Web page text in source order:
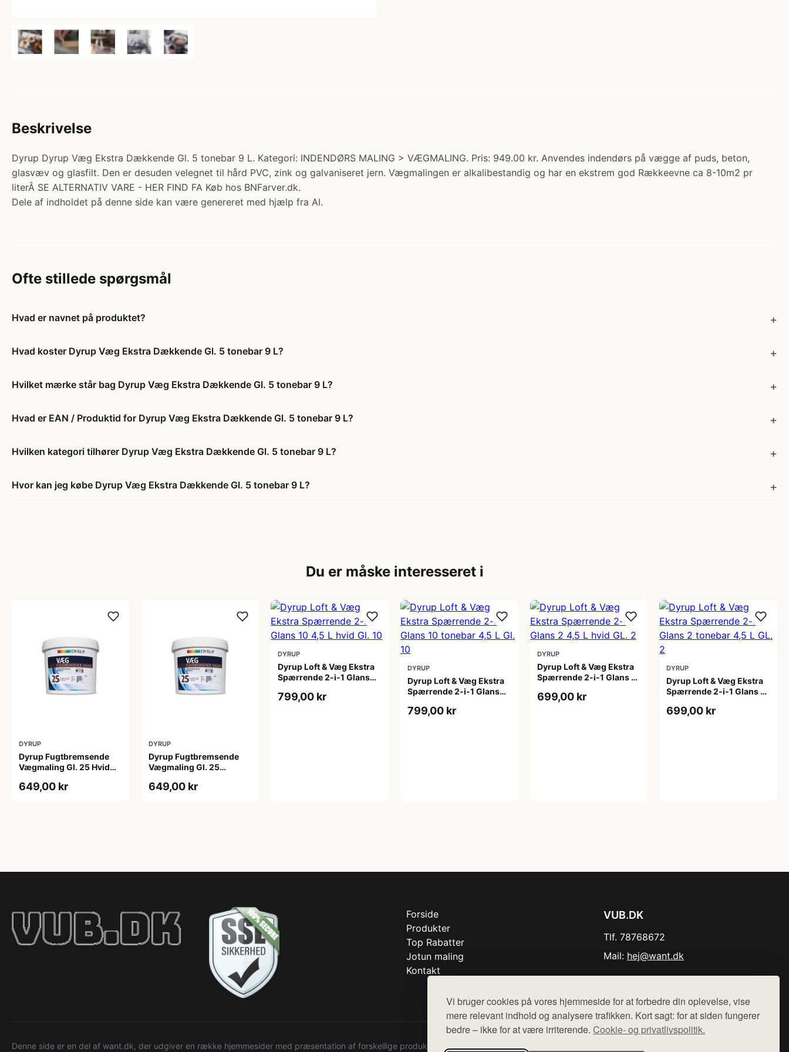
Vi bruger cookies på vores hjemmeside for at forbedre din oplevelse, vise
mere relevant indhold og analysere trafikken. Kort sagt: for at siden fungerer
bedre – ikke for at være irriterende. Cookie- og privatlivspolitik.
Beskrivelse
Dyrup Dyrup Væg Ekstra Dækkende Gl. 5 tonebar 9 L. Kategori: INDENDØRS MALING > VÆGMALING. Pris: 949.00 kr. Anvendes indendørs på vægge af puds, beton,
glasvæv og glasfilt. Den er desuden velegnet til hård PVC, zink og galvaniseret jern. Vægmalingen er alkalibestandig og har en ekstrem god Rækkeevne ca 8-10m2 pr
literÂ SE ALTERNATIV VARE - HER FIND FA Køb hos BNFarver.dk.
Dele af indholdet på denne side kan være genereret med hjælp fra AI.
Ofte stillede spørgsmål
Hvad er navnet på produktet?
Hvad koster Dyrup Væg Ekstra Dækkende Gl. 5 tonebar 9 L?
Hvilket mærke står bag Dyrup Væg Ekstra Dækkende Gl. 5 tonebar 9 L?
Hvad er EAN / Produktid for Dyrup Væg Ekstra Dækkende Gl. 5 tonebar 9 L?
Hvilken kategori tilhører Dyrup Væg Ekstra Dækkende Gl. 5 tonebar 9 L?
Hvor kan jeg købe Dyrup Væg Ekstra Dækkende Gl. 5 tonebar 9 L?
Du er måske interesseret i
DYRUP
Dyrup Fugtbremsende
Vægmaling Gl. 25 Hvid
649,00 kr
DYRUP
Dyrup Fugtbremsende
Vægmaling Gl. 25
649,00 kr
DYRUP
Dyrup Loft & Væg Ekstra
Spærrende 2-i-1 Glans
799,00 kr
DYRUP
Dyrup Loft & Væg Ekstra
Spærrende 2-i-1 Glans
799,00 kr
DYRUP
Dyrup Loft & Væg Ekstra
Spærrende 2-i-1 Glans 2
699,00 kr
DYRUP
Dyrup Loft & Væg Ekstra
Spærrende 2-i-1 Glans 2
699,00 kr
Forside
Produkter
Top Rabatter
Jotun maling
Kontakt
VUB.DK
Tlf. 78768672
Mail: hej@want.dk
Denne side er en del af want.dk, der udgiver en række hjemmesider med præsentation af forskellige produkter fra diverse webshops. Der sælges ikke varer fra denne side - vi henviser til de shops,